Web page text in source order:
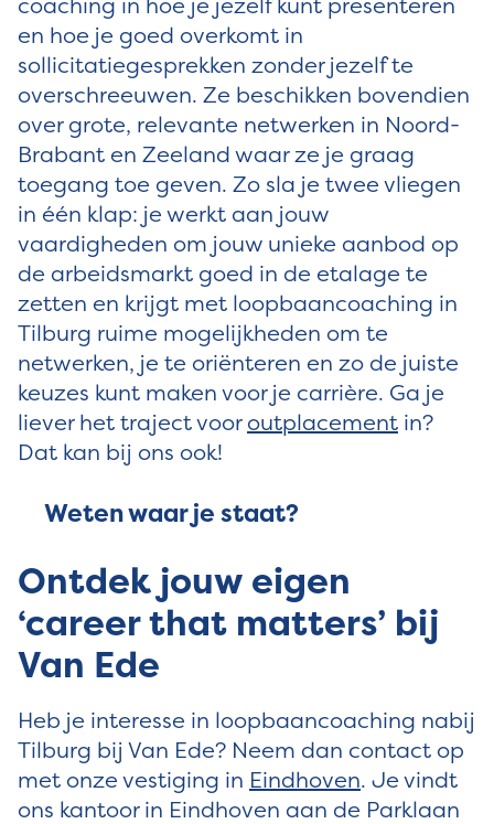
en hoe je goed overkomt in
sollicitatiegesprekken zonder jezelf te
overschreeuwen. Ze beschikken bovendien
over grote, relevante netwerken in Noord-
Brabant en Zeeland waar ze je graag
toegang toe geven. Zo sla je twee vliegen
in één klap: je werkt aan jouw
vaardigheden om jouw unieke aanbod op
de arbeidsmarkt goed in de etalage te
zetten en krijgt met loopbaancoaching in
Tilburg ruime mogelijkheden om te
netwerken, je te oriënteren en zo de juiste
keuzes kunt maken voor je carrière. Ga je
liever het traject voor outplacement in?
Dat kan bij ons ook!
Weten waar je staat?
Ontdek jouw eigen
‘career that matters’ bij
Van Ede
Heb je interesse in loopbaancoaching nabij
Tilburg bij Van Ede? Neem dan contact op
met onze vestiging in Eindhoven. Je vindt
ons kantoor in Eindhoven aan de Parklaan